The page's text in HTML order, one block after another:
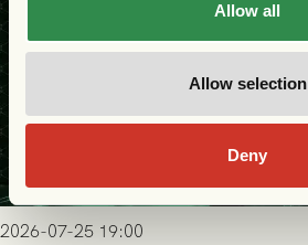
Allow all
Allow selection
Deny
2026-07-25 19:00